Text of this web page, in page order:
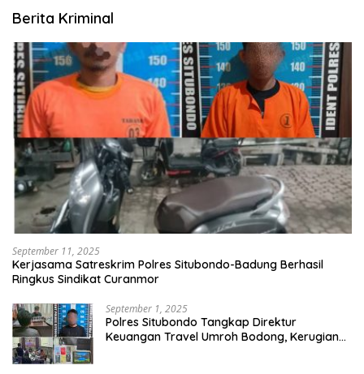
Berita Kriminal
September 11, 2025
Kerjasama Satreskrim Polres Situbondo-Badung Berhasil
Ringkus Sindikat Curanmor
September 1, 2025
Polres Situbondo Tangkap Direktur
Keuangan Travel Umroh Bodong, Kerugian